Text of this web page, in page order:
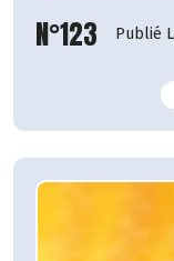
N°123 Publié